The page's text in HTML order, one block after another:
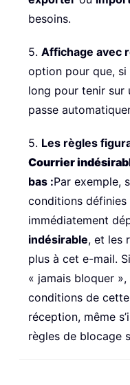
besoins.
5. Affichage avec
option pour que,
long pour tenir sur
passe
5. Les règles
Courrier
bas :Par exemple,
conditions définies
immédiatement
indésirable, et les
plus à cet e-mail.
« jamais bloquer
conditions de
réception, même
règles de blocage